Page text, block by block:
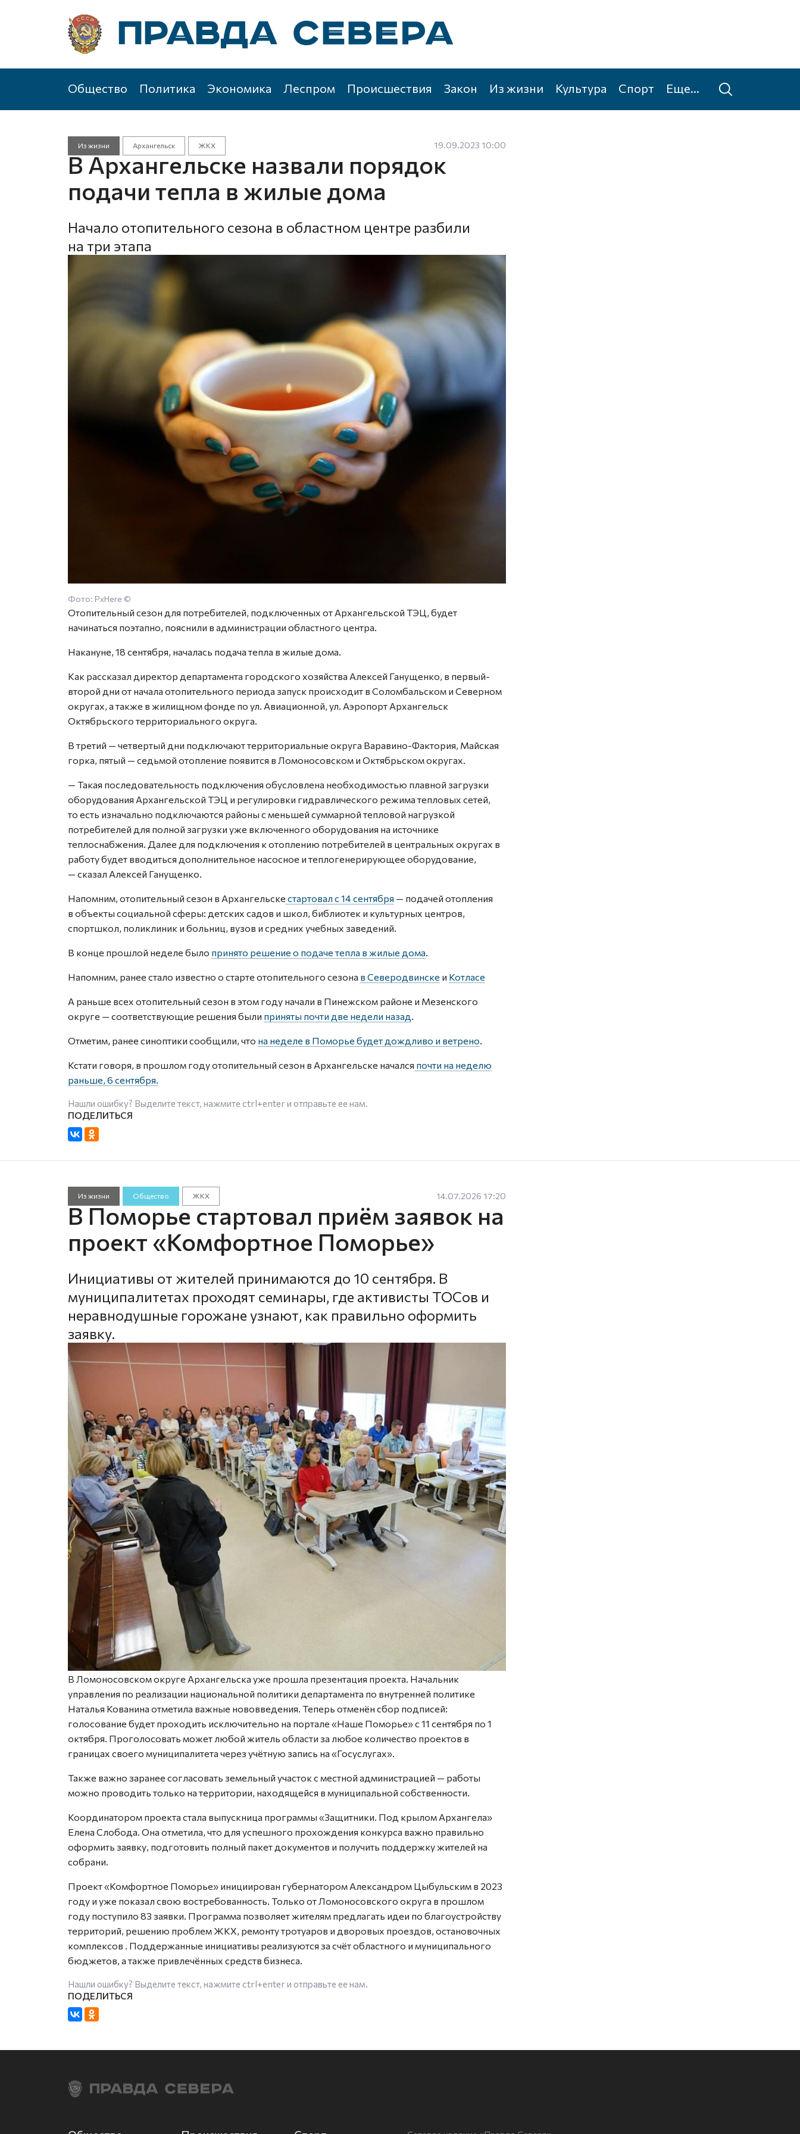
Общество Политика Экономика Леспром Происшествия Закон Из жизни Культура Спорт Еще...
Из жизни Архангельск ЖКХ 19.09.2023 10:00
В Архангельске назвали порядок
подачи тепла в жилые дома
Начало отопительного сезона в областном центре разбили
на три этапа
Фото: PxHere ©
Отопительный сезон для потребителей, подключенных от Архангельской ТЭЦ, будет
начинаться поэтапно, пояснили в администрации областного центра.
Накануне, 18 сентября, началась подача тепла в жилые дома.
Как рассказал директор департамента городского хозяйства Алексей Ганущенко, в первый-
второй дни от начала отопительного периода запуск происходит в Соломбальском и Северном
округах, а также в жилищном фонде по ул. Авиационной, ул. Аэропорт Архангельск
Октябрьского территориального округа.
В третий — четвертый дни подключают территориальные округа Варавино-Фактория, Майская
горка, пятый — седьмой отопление появится в Ломоносовском и Октябрьском округах.
— Такая последовательность подключения обусловлена необходимостью плавной загрузки
оборудования Архангельской ТЭЦ и регулировки гидравлического режима тепловых сетей,
то есть изначально подключаются районы с меньшей суммарной тепловой нагрузкой
потребителей для полной загрузки уже включенного оборудования на источнике
теплоснабжения. Далее для подключения к отоплению потребителей в центральных округах в
работу будет вводиться дополнительное насосное и теплогенерирующее оборудование,
— сказал Алексей Ганущенко.
Напомним, отопительный сезон в Архангельске стартовал с 14 сентября — подачей отопления
в объекты социальной сферы: детских садов и школ, библиотек и культурных центров,
спортшкол, поликлиник и больниц, вузов и средних учебных заведений.
В конце прошлой неделе было принято решение о подаче тепла в жилые дома.
Напомним, ранее стало известно о старте отопительного сезона в Северодвинске и Котласе
А раньше всех отопительный сезон в этом году начали в Пинежском районе и Мезенского
округе — соответствующие решения были приняты почти две недели назад.
Отметим, ранее синоптики сообщили, что на неделе в Поморье будет дождливо и ветрено.
Кстати говоря, в прошлом году отопительный сезон в Архангельске начался почти на неделю
раньше, 6 сентября.
Нашли ошибку? Выделите текст, нажмите ctrl+enterи отправьте ее нам.
Из жизни Общество ЖКХ 14.07.2026 17:20
В Поморье стартовал приём заявок на
проект «Комфортное Поморье»
Инициативы от жителей принимаются до 10 сентября. В
муниципалитетах проходят семинары, где активисты ТОСов и
неравнодушные горожане узнают, как правильно оформить
заявку.
В Ломоносовском округе Архангельска уже прошла презентация проекта. Начальник
управления по реализации национальной политики департамента по внутренней политике
Наталья Кованина отметила важные нововведения. Теперь отменён сбор подписей:
голосование будет проходить исключительно на портале «Наше Поморье» с 11 сентября по 1
октября. Проголосовать может любой житель области за любое количество проектов в
границах своего муниципалитета через учётную запись на «Госуслугах».
Также важно заранее согласовать земельный участок с местной администрацией — работы
можно проводить только на территории, находящейся в муниципальной собственности.
Координатором проекта стала выпускница программы «Защитники. Под крылом Архангела»
Елена Слобода. Она отметила, что для успешного прохождения конкурса важно правильно
оформить заявку, подготовить полный пакет документов и получить поддержку жителей на
собрани.
Проект «Комфортное Поморье» инициирован губернатором Александром Цыбульским в 2023
году и уже показал свою востребованность. Только от Ломоносовского округа в прошлом
году поступило 83 заявки. Программа позволяет жителям предлагать идеи по благоустройству
территорий, решению проблем ЖКХ, ремонту тротуаров и дворовых проездов, остановочных
комплексов
. Поддержанные инициативы реализуются за счёт областного и муниципального
бюджетов, а также привлечённых средств бизнеса.
Нашли ошибку? Выделите текст, нажмите ctrl+enterи отправьте ее нам.